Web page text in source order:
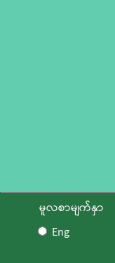
မူလစာမျက်နှာ
Eng